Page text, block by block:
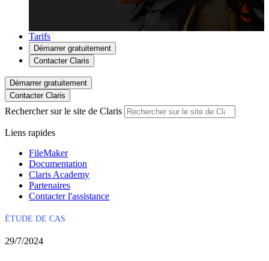
Tarifs
Démarrer gratuitement
Contacter Claris
Démarrer gratuitement
Contacter Claris
Rechercher sur le site de Claris
Liens rapides
FileMaker
Documentation
Claris Academy
Partenaires
Contacter l'assistance
ÉTUDE DE CAS
29/7/2024